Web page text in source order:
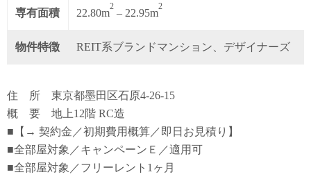
専有面積 22.80m
2
– 22.95m
2
物件特徴 REIT系ブランドマンション、デザイナーズ
住 所 東京都墨田区石原4-26-15
概 要 地上12階 RC造
■【→ 契約金／初期費用概算／即日お見積り】
■全部屋対象／キャンペーンＥ／適用可
■全部屋対象／フリーレント1ヶ月